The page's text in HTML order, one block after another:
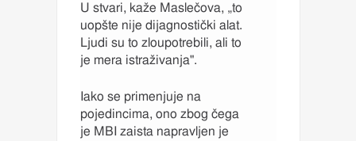
U stvari, kaže Maslečova, „to
uopšte nije dijagnostički alat.
Ljudi su to zloupotrebili, ali to
je mera istraživanja".
Iako se primenjuje na
pojedincima, ono zbog čega
je MBI zaista napravljen je